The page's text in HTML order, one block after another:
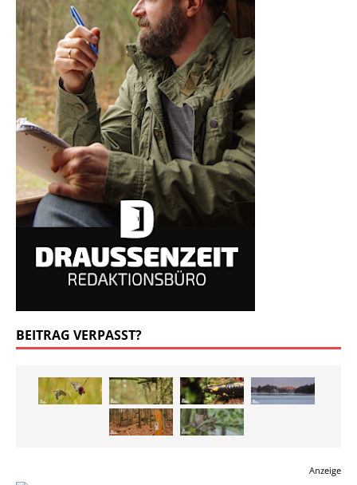
BEITRAG VERPASST?
Anzeige